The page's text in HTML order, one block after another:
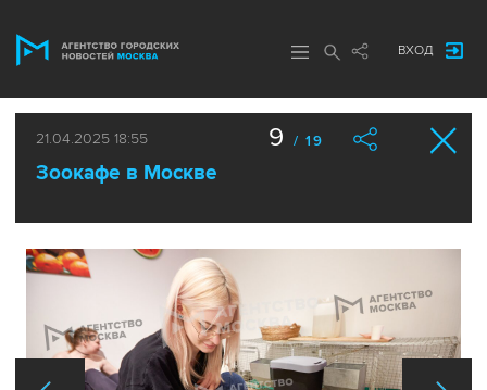
ВХОД
21.04.2025 18:55
Зоокафе в Москве
9 / 19